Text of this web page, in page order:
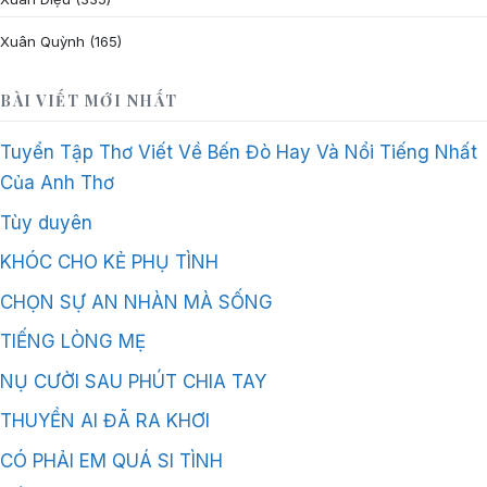
Xuân Quỳnh (165)
BÀI VIẾT MỚI NHẤT
Tuyển Tập Thơ Viết Về Bến Đò Hay Và Nổi Tiếng Nhất
Của Anh Thơ
Tùy duyên
KHÓC CHO KẺ PHỤ TÌNH
CHỌN SỰ AN NHÀN MÀ SỐNG
TIẾNG LÒNG MẸ
NỤ CƯỜI SAU PHÚT CHIA TAY
THUYỀN AI ĐÃ RA KHƠI
CÓ PHẢI EM QUÁ SI TÌNH